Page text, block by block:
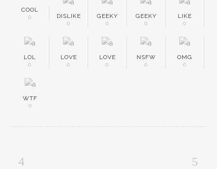
COOL
0
DISLIKE
0
GEEKY
0
GEEKY
0
LIKE
0
LOL
0
LOVE
0
LOVE
0
NSFW
0
OMG
0
WTF
0